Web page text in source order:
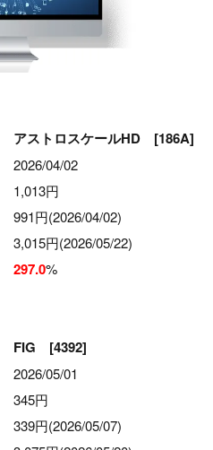
アストロスケールHD [186A]
2026/04/02
1,013円
991円(2026/04/02)
3,015円(2026/05/22)
297.0%
FIG [4392]
2026/05/01
345円
339円(2026/05/07)